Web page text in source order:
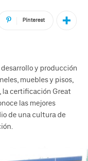
Pinterest
desarrollo y producción
muebles y pisos,
la certificación Great
las mejores
de una cultura de